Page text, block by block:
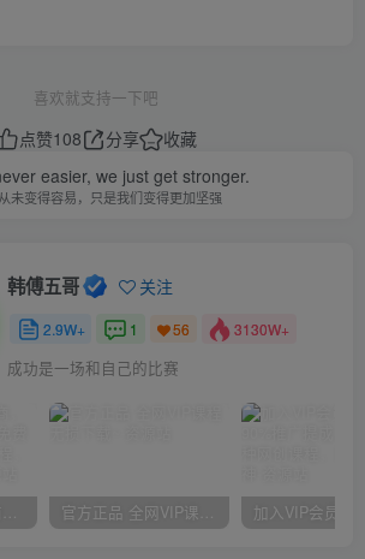
喜欢就支持一下吧
点赞108 分享
收藏
easier, we just get stronger.
未变得容易，只是我们变得更加坚强
韩傅五哥 关注
2.9W+ 1 56 3130W+
成功是一场和自己的比赛
加入VIP会员代理商，享90%的推广提成，免费学习多种网上创业课程，菜鸟秒变大神！ 官方正品 全网VIP课程 无损下载~